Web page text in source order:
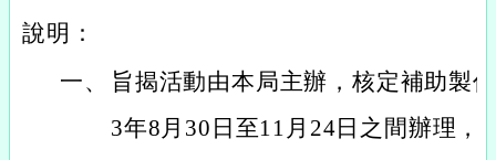
說明：
一、
旨揭活動由本局主辦，核定補助製
3年8月30日至11月24日之間辦理，